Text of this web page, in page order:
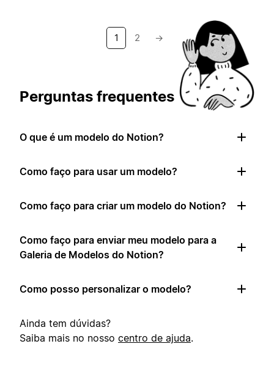
1 2 →
Perguntas frequentes
O que é um modelo do Notion?
Como faço para usar um modelo?
Como faço para criar um modelo do Notion?
Como faço para enviar meu modelo para a
Galeria de Modelos do Notion?
Como posso personalizar o modelo?
Ainda tem dúvidas?
Saiba mais no nosso centro de ajuda.